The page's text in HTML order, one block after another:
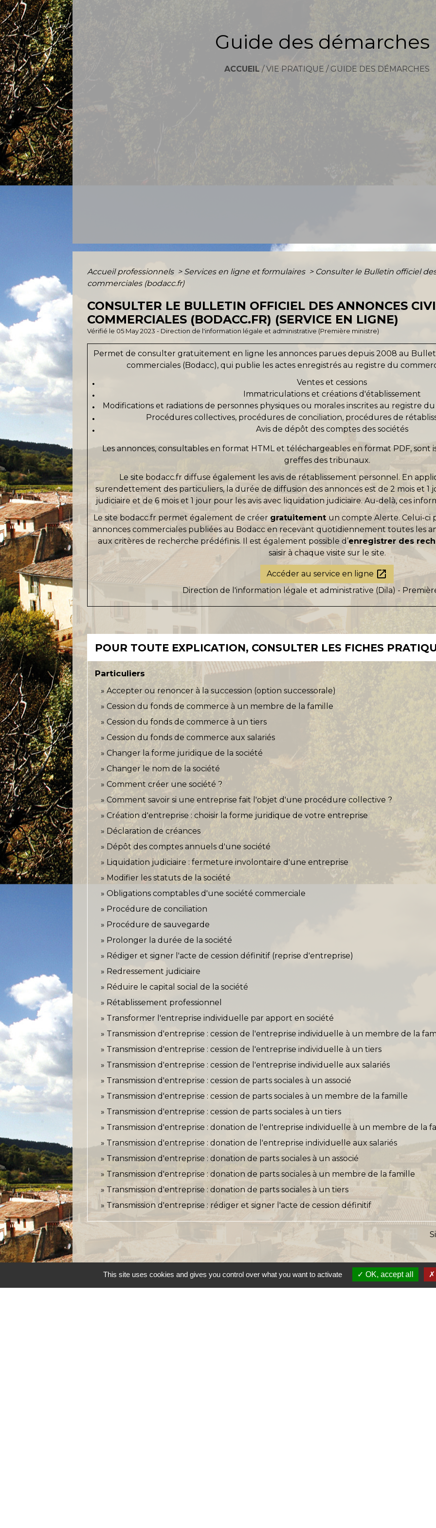
Guide des démarches
ACCUEIL /VIE PRATIQUE / GUIDE DES DÉMARCHES
Accueil professionnels > Services en ligne et formulaires > Consulter le Bulletin officiel
commerciales (bodacc.fr)
CONSULTER LE BULLETIN OFFICIEL DES ANNONCES
COMMERCIALES (BODACC.FR) (SERVICE EN LIGNE)
Vérifié le 05 May 2023 - Direction de l'information légale et administrative (Première ministre)
Permet de consulter gratuitement en ligne les annonces parues depuis 2008 au
commerciales (Bodacc), qui publie les actes enregistrés au registre du
Ventes et cessions
Immatriculations et créations d'établissement
Modifications et radiations de personnes physiques ou morales inscrites au registre
Procédures collectives, procédures de conciliation, procédures de
Avis de dépôt des comptes des sociétés
Les annonces, consultables en format HTML et téléchargeables en format PDF, sont
greffes des tribunaux.
Le site bodacc.fr diffuse également les avis de rétablissement personnel. En
surendettement des particuliers, la durée de diffusion des annonces est de 2 mois et 1
judiciaire et de 6 mois et 1 jour pour les avis avec liquidation judiciaire. Au-delà, ces
Le site bodacc.fr permet également de créer gratuitement un compte Alerte. Celui-ci
annonces commerciales publiées au Bodacc en recevant quotidiennement toutes les
aux critères de recherche prédéfinis. Il est également possible d’enregistrer des
saisir à chaque visite sur le site.
Accéder au service en ligne open_in_new
Direction de l'information légale et administrative (Dila) -
POUR TOUTE EXPLICATION, CONSULTER LES FICHES
Particuliers
Accepter ou renoncer à la succession (option successorale)
Cession du fonds de commerce à un membre de la famille
Cession du fonds de commerce à un tiers
Cession du fonds de commerce aux salariés
Changer la forme juridique de la société
Changer le nom de la société
Comment créer une société ?
Comment savoir si une entreprise fait l'objet d'une procédure collective ?
Création d'entreprise : choisir la forme juridique de votre entreprise
Déclaration de créances
Dépôt des comptes annuels d'une société
Liquidation judiciaire : fermeture involontaire d'une entreprise
Modifier les statuts de la société
Obligations comptables d'une société commerciale
Procédure de conciliation
Procédure de sauvegarde
Prolonger la durée de la société
Rédiger et signer l'acte de cession définitif (reprise d'entreprise)
Redressement judiciaire
Réduire le capital social de la société
Rétablissement professionnel
Transformer l'entreprise individuelle par apport en société
Transmission d'entreprise : cession de l'entreprise individuelle à un membre de la
Transmission d'entreprise : cession de l'entreprise individuelle à un tiers
Transmission d'entreprise : cession de l'entreprise individuelle aux salariés
Transmission d'entreprise : cession de parts sociales à un associé
Transmission d'entreprise : cession de parts sociales à un membre de la famille
Transmission d'entreprise : cession de parts sociales à un tiers
Transmission d'entreprise : donation de l'entreprise individuelle à un membre de la
Transmission d'entreprise : donation de l'entreprise individuelle aux salariés
Transmission d'entreprise : donation de parts sociales à un associé
Transmission d'entreprise : donation de parts sociales à un membre de la famille
Transmission d'entreprise : donation de parts sociales à un tiers
Transmission d'entreprise : rédiger et signer l'acte de cession définitif
This site uses cookies and gives you control over what you want to activate OK, accept all